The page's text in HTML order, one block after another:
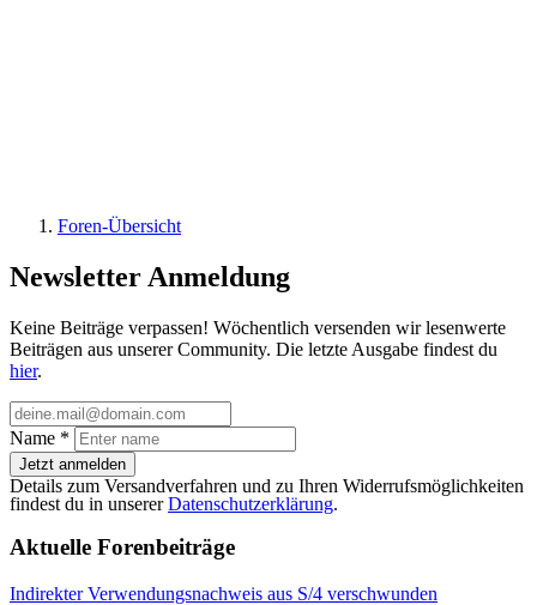
Foren-Übersicht
Newsletter Anmeldung
Keine Beiträge verpassen! Wöchentlich versenden wir lesenwerte
Beiträgen aus unserer Community. Die letzte Ausgabe findest du
hier.
Name *
Jetzt anmelden
Details zum Versandverfahren und zu Ihren Widerrufsmöglichkeiten
findest du in unsererDatenschutzerklärung.
Aktuelle Forenbeiträge
Indirekter Verwendungsnachweis aus S/4 verschwunden